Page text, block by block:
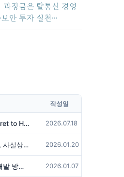
징금은 탈통신 경영
안 투자 실천…
작성일
Jackpot! 2026.07.18
퇴직연금 기금화, 사실상 국가가 관리하겠다는 것인가? 2026.01.20
펨토셀 발 해킹 재발 방지 위해서는 2026.01.07